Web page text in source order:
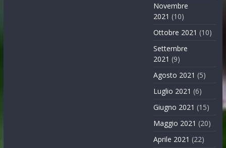
Novembre
2021 (10)
Ottobre 2021 (10)
Settembre
2021 (9)
Agosto 2021 (5)
Luglio 2021 (6)
Giugno 2021 (15)
Maggio 2021 (20)
Aprile 2021 (22)